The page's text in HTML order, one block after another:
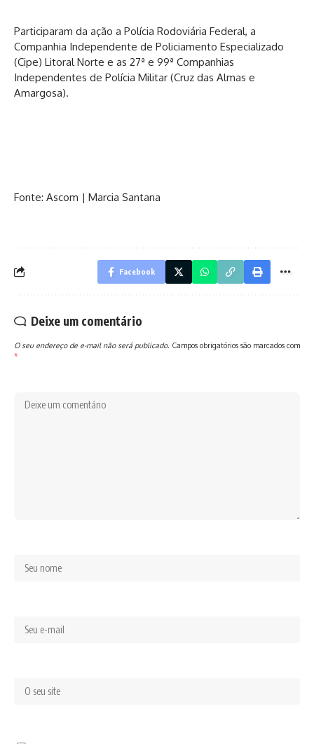
Participaram da ação a Polícia Rodoviária Federal, a
Companhia Independente de Policiamento Especializado
(Cipe) Litoral Norte e as 27ª e 99ª Companhias
Independentes de Polícia Militar (Cruz das Almas e
Amargosa).
Fonte: Ascom | Marcia Santana
Facebook
Deixe um comentário
O seu endereço de e-mail não será publicado. Campos obrigatórios são marcados com
*